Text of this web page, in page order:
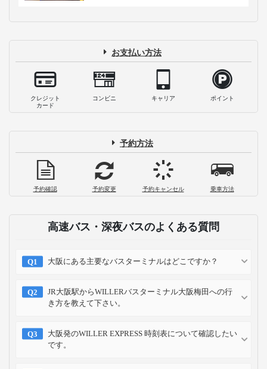
お支払い方法
クレジット
カード
コンビニ キャリア ポイント
予約方法
予約確認 予約変更 予約キャンセル 乗車方法
高速バス・深夜バスのよくある質問
大阪にある主要なバスターミナルはどこですか？
JR大阪駅からWILLERバスターミナル大阪梅田への行
き方を教えて下さい。
大阪発のWILLER EXPRESS 時刻表について確認したい
です。